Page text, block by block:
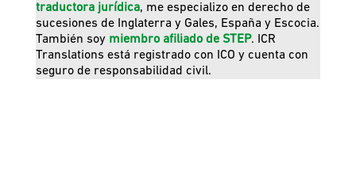
traductora jurídica, me especializo en derecho de
sucesiones de Inglaterra y Gales, España y Escocia.
También soy miembro afiliado de STEP. ICR
Translations está registrado con ICO y cuenta con
seguro de responsabilidad civil.